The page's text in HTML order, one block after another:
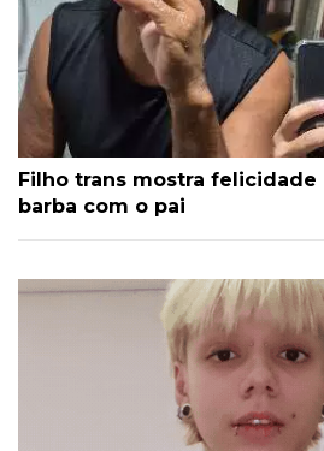
Filho trans mostra
barba com o pai